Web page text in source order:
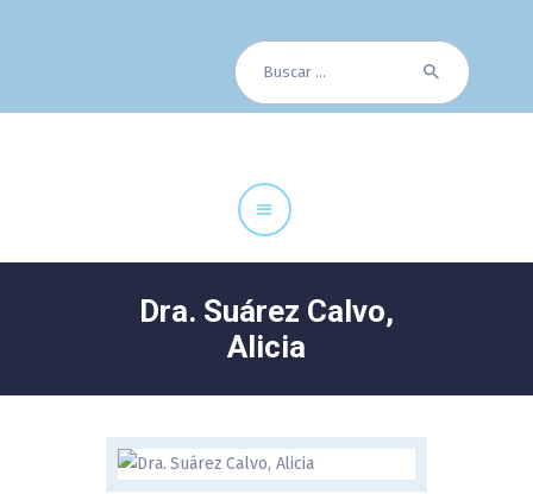
Buscar:
Dra. Suárez Calvo,
Alicia
Cuadro Médico
Especialidades